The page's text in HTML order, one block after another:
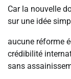
Car la nouvelle
sur une idée
aucune réforme
crédibilité
sans